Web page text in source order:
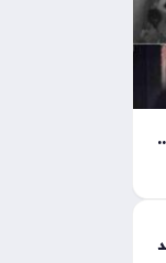
طالب في محافظة سوهاج